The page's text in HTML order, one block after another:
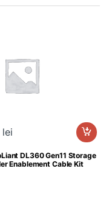
DL360 Gen11 Storage
Enablement Cable Kit
lei